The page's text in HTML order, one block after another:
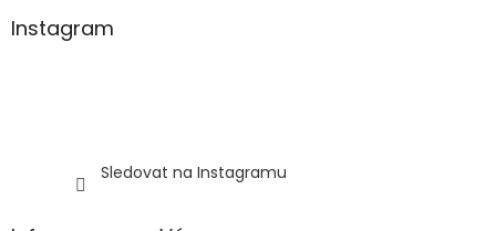
Instagram
Sledovat na Instagramu